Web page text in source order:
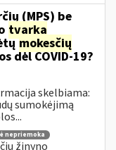
(MPS) be
tvarka
mokesčių
dėl COVID-19?
skelbiama:
sumokėjimą
nepriemoka
žinyno